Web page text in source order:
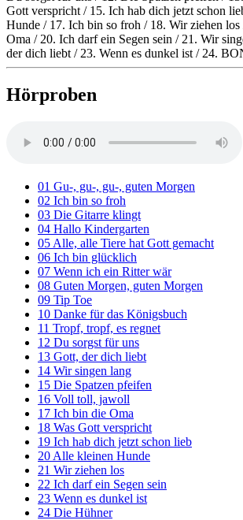
Gott verspricht / 15. Ich hab dich jetzt schon
Hunde / 17. Ich bin so froh / 18. Wir ziehen
Oma / 20. Ich darf ein Segen sein / 21. Wir
der dich liebt / 23. Wenn es dunkel ist / 24.
Hörproben
01 Gu-, gu-, gu-, guten Morgen
02 Ich bin so froh
03 Die Gitarre klingt
04 Hallo Kindergarten
05 Alle, alle Tiere hat Gott gemacht
06 Ich bin glücklich
07 Wenn ich ein Ritter wär
08 Guten Morgen, guten Morgen
09 Tip Toe
10 Danke für das Königsbuch
11 Tropf, tropf, es regnet
12 Du sorgst für uns
13 Gott, der dich liebt
14 Wir singen lang
15 Die Spatzen pfeifen
16 Voll toll, jawoll
17 Ich bin die Oma
18 Was Gott verspricht
19 Ich hab dich jetzt schon lieb
20 Alle kleinen Hunde
21 Wir ziehen los
22 Ich darf ein Segen sein
23 Wenn es dunkel ist
24 Die Hühner